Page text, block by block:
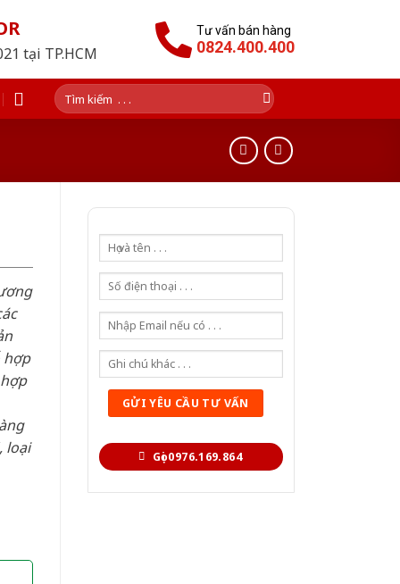
tại TP.HCM
Tư vấn bán hàng
0824.400.400
Tìm
kiếm:
Gọi 0976.169.864
hợp
loại